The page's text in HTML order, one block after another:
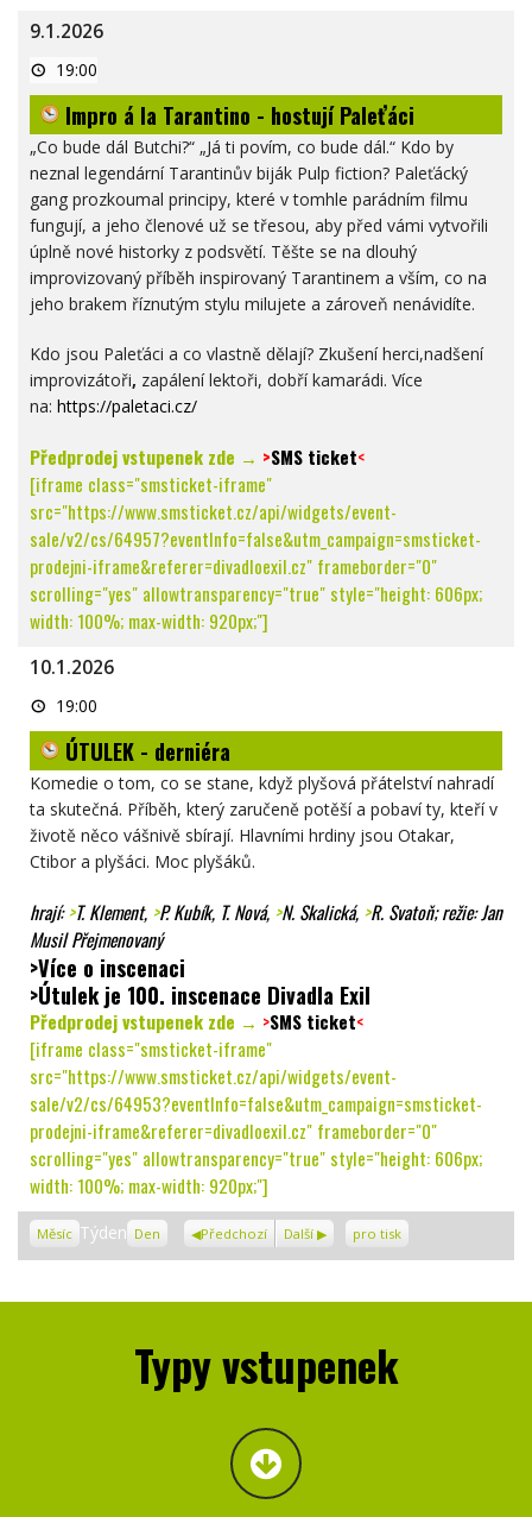
9.1.2026
Impro
á
la
Tarantino
-
hostují
Paleťáci
19:00
Impro á la Tarantino - hostují Paleťáci
„Co bude dál Butchi?“ „Já ti povím, co bude dál.“ Kdo by
neznal legendární Tarantinův biják Pulp fiction? Paleťácký
gang prozkoumal principy, které v tomhle parádním filmu
fungují, a jeho členové už se třesou, aby před vámi vytvořili
úplně nové historky z podsvětí. Těšte se na dlouhý
improvizovaný příběh inspirovaný Tarantinem a vším, co na
jeho brakem říznutým stylu milujete a zároveň nenávidíte.
Kdo jsou Paleťáci a co vlastně dělají? Zkušení herci,nadšení
improvizátoři, zapálení lektoři, dobří kamarádi. Více
na: https://paletaci.cz/
Předprodej vstupenek zde → >SMS ticket<
[iframe class="smsticket-iframe"
src="https://www.smsticket.cz/api/widgets/event-
sale/v2/cs/64957?eventInfo=false&utm_campaign=smsticket-
prodejni-iframe&referer=divadloexil.cz" frameborder="0"
scrolling="yes" allowtransparency="true" style="height: 606px;
width: 100%; max-width: 920px;"]
10.1.2026
ÚTULEK
-
derniéra
19:00
ÚTULEK - derniéra
Komedie o tom, co se stane, když plyšová přátelství nahradí
ta skutečná. Příběh, který zaručeně potěší a pobaví ty, kteří v
životě něco vášnivě sbírají. Hlavními hrdiny jsou Otakar,
Ctibor a plyšáci. Moc plyšáků.
hrají:>T. Klement, >P. Kubík, T. Nová, >N. Skalická, >R. Svatoň; režie: Jan
Musil Přejmenovaný
>Více o inscenaci
>Útulek je 100. inscenace Divadla Exil
Předprodej vstupenek zde → >SMS ticket<
[iframe class="smsticket-iframe"
src="https://www.smsticket.cz/api/widgets/event-
sale/v2/cs/64953?eventInfo=false&utm_campaign=smsticket-
prodejni-iframe&referer=divadloexil.cz" frameborder="0"
scrolling="yes" allowtransparency="true" style="height: 606px;
width: 100%; max-width: 920px;"]
Měsíc Týden Den Předchozí Další Zobrazení
pro tisk
Typy vstupenek